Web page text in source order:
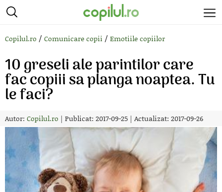
Copilul.ro / Comunicare copii / Emotiile copiilor
10 greseli ale parintilor care
fac copiii sa planga noaptea. Tu
le faci?
Autor: Copilul.ro | Publicat: 2017-09-25 | Actualizat: 2017-09-26